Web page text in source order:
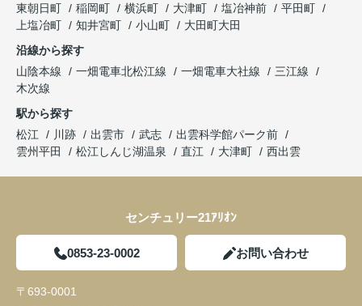
東朝日町
稲岡町 横浜町 大津町 塩冶神前
平田町
上塩冶町
知井宮町 小山町
大田町大田
沿線から探す
山陰本線
一畑電車北松江線 一畑電車大社線
三江線
木次線
駅から探す
松江
川跡 出雲市 武志
出雲科学館パーク前
雲州平田
松江しんじ湖温泉 直江 大津町 西出雲
センチュリー21ｱﾘｵﾝ
0853-23-0002 お問い合わせ
〒693-0001